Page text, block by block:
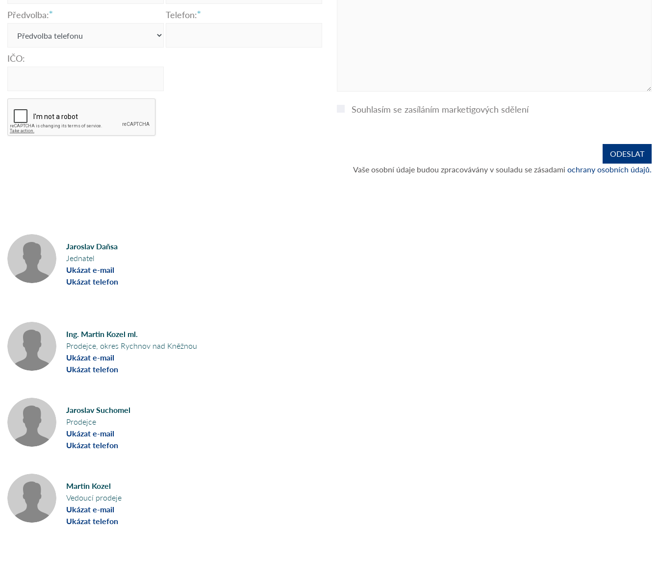
Předvolba: Telefon:
IČO:
Souhlasím se zasíláním marketigových sdělení
Vaše osobní údaje budou zpracovávány v souladu se zásadami ochrany osobních údajů.
Jaroslav Daňsa
Jednatel
Ukázat e-mail
Ukázat telefon
Ing. Martin Kozel ml.
Prodejce, okres Rychnov nad Kněžnou
Ukázat e-mail
Ukázat telefon
Jaroslav Suchomel
Prodejce
Ukázat e-mail
Ukázat telefon
Martin Kozel
Vedoucí prodeje
Ukázat e-mail
Ukázat telefon